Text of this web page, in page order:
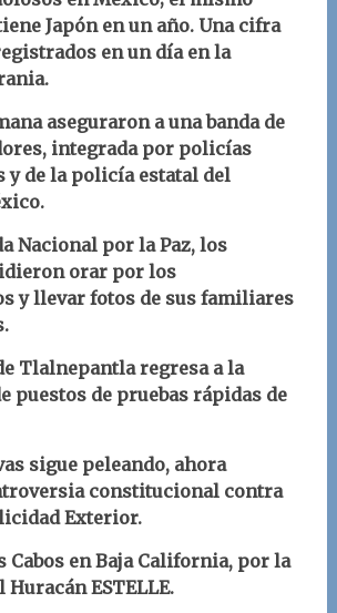
Japón en un año. Una cifra
en un día en la
aseguraron a una banda de
integrada por policías
de la policía estatal del
Nacional por la Paz, los
orar por los
y llevar fotos de sus familiares
Tlalnepantla regresa a la
puestos de pruebas rápidas de
sigue peleando, ahora
constitucional contra
Exterior.
Cabos en Baja California, por la
ESTELLE.